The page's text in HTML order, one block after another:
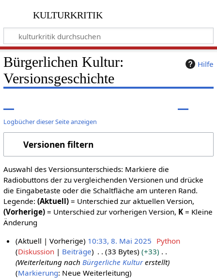
kulturkritik
Hilfe
Bürgerlichen Kultur:
Versionsgeschichte
Logbücher dieser Seite anzeigen
Versionen filtern
Auswahl des Versionsunterschieds: Markiere die
Radiobuttons der zu vergleichenden Versionen und drücke
die Eingabetaste oder die Schaltfläche am unteren Rand.
Legende: (Aktuell)= Unterschied zur aktuellen Version,
(Vorherige)= Unterschied zur vorherigen Version, K= Kleine
Änderung
Aktuell Vorherige 10:33, 8. Mai 2025 Python
Diskussion
Beiträge 33 Bytes
+33
Weiterleitung nachBürgerliche Kulturerstellt
Markierung: Neue Weiterleitung